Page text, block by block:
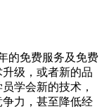
的免费服务及免费
级，或者新的品
学会新的技术，
力，甚至降低经